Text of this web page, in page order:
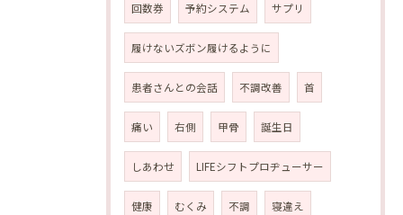
回数券 予約システム サプリ
履けないズボン履けるように
患者さんとの会話 不調改善 首
痛い 右側 甲骨 誕生日
しあわせ LIFEシフトプロヂューサー
健康 むくみ 不調 寝違え